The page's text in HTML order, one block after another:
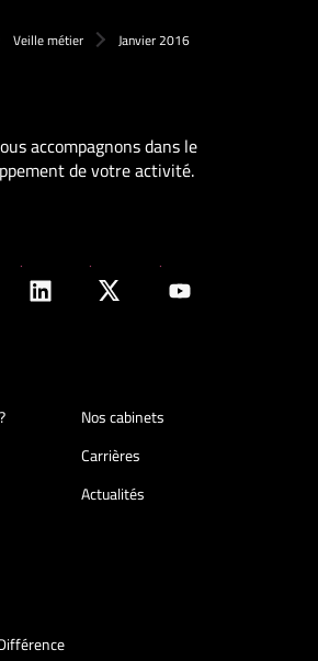
Veille métier Janvier 2016
accompagnons dans le
de votre activité.
Nos cabinets
Carrières
Actualités